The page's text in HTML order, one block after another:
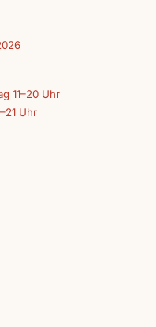
11–20 Uhr
Uhr